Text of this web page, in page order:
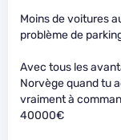
Moins de voitures
problème de
Avec tous les
Norvège quand tu
vraiment à
40000€